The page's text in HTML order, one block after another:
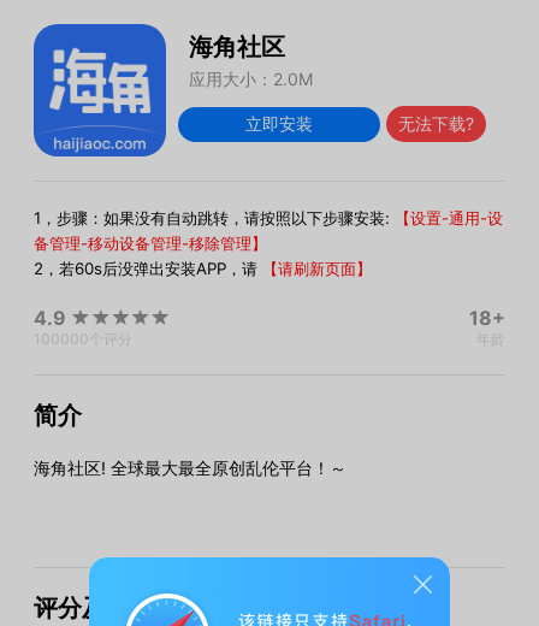
海角社区
应用大小：2.0M
立即安装 无法下载?
1，步骤：如果没有自动跳转，请按照以下步骤安装:
【设置-通用-设
备管理-移动设备管理-移除管理】
2，若60s后没弹出安装APP，请
【请刷新页面】
18+
年龄
4.9
100000 个评分
简介
海角社区! 全球最大最全原创乱伦平台！～
评分及评论